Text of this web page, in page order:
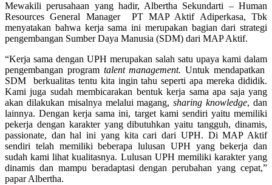
Mewakili perusahaan yang hadir, Albertha Sekundarti – Human
Resources General Manager PT MAP Aktif Adiperkasa, Tbk
menyatakan bahwa kerja sama ini merupakan bagian dari strategi
pengembangan Sumber Daya Manusia (SDM) dari MAP Aktif.
“Kerja sama dengan UPH merupakan salah satu upaya kami dalam
pengembangan program talent management. Untuk mendapatkan
SDM berkualitas tentu kita ingin tahu seperti apa mereka dididik.
Kami juga sudah membicarakan bentuk kerja sama apa saja yang
akan dilakukan misalnya melalui magang,sharing knowledge, dan
lainnya. Dengan kerja sama ini, target kami sendiri yaitu memiliki
pekerja dengan karakter yang dibutuhkan yaitu tangguh, dinamis,
passionate, dan hal ini yang kita cari dari UPH. Di MAP Aktif
sendiri telah memiliki beberapa lulusan UPH yang bekerja dan
sudah kami lihat kualitasnya. Lulusan UPH memiliki karakter yang
dinamis dan mampu beradaptasi dengan perubahan yang cepat,”
papar Albertha.